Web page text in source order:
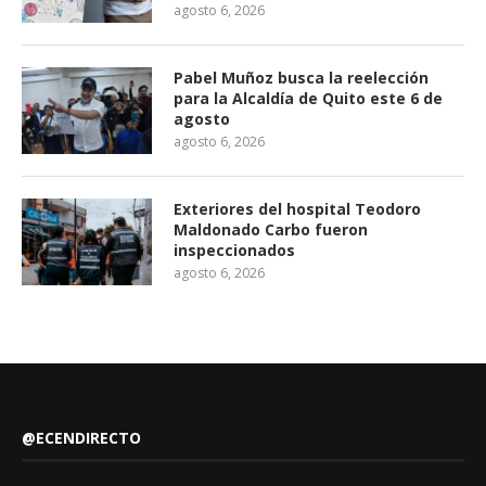
agosto 6, 2026
Pabel Muñoz busca la reelección
para la Alcaldía de Quito este 6 de
agosto
agosto 6, 2026
Exteriores del hospital Teodoro
Maldonado Carbo fueron
inspeccionados
agosto 6, 2026
@ECENDIRECTO